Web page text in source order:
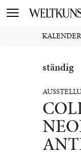
Toggle
KALENDER
ständig